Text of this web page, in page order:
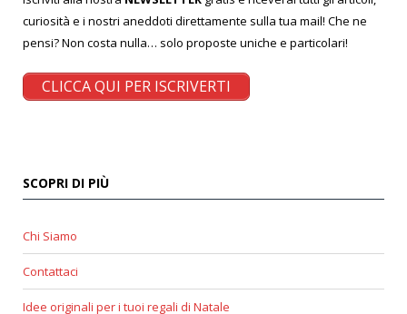
curiosità e i nostri aneddoti direttamente sulla tua mail! Che ne
pensi? Non costa nulla… solo proposte uniche e particolari!
CLICCA QUI PER ISCRIVERTI
SCOPRI DI PIÙ
Chi Siamo
Contattaci
Idee originali per i tuoi regali di Natale